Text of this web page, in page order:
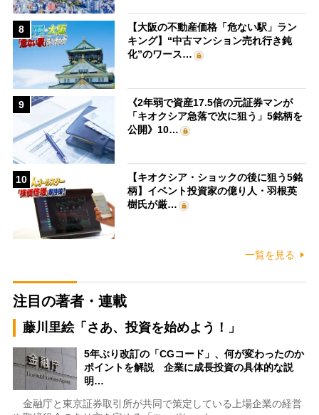
8
【大阪の不動産価格「危ない駅」ラン
キング】“中古マンション売れ行き鈍
化”のワース…
9
《2年弱で資産17.5倍の元証券マンが
「キオクシア急落で次に狙う」5銘柄を
公開》10…
10
【キオクシア・ショックの後に狙う5銘
柄】イベント投資家の億り人・羽根英
樹氏が厳…
一覧を見る
注目の著者・連載
藤川里絵「さあ、投資を始めよう！」
5年ぶり改訂の「CGコード」、何が変わったのか
ポイントを解説 企業に成長投資の具体的な説
明…
金融庁と東京証券取引所が共同で策定している上場企業の経営